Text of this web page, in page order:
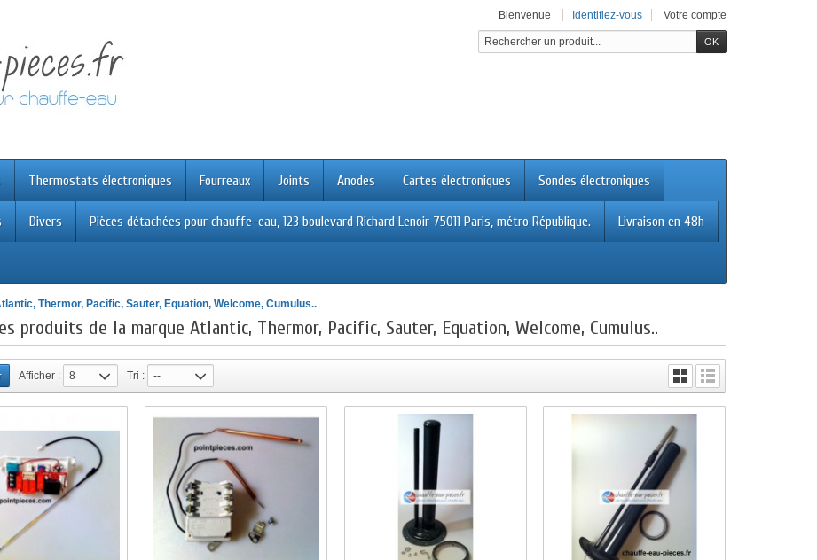
Bienvenue Identifiez-vous Votre compte
Thermostats électroniques Fourreaux Joints Anodes Cartes électroniques Sondes électroniques
Divers Pièces détachées pour chauffe-eau, 123 boulevard Richard Lenoir 75011 Paris, métro République. Livraison en 48h
Thermor, Pacific, Sauter, Equation, Welcome, Cumulus..
produits de la marque Atlantic, Thermor, Pacific, Sauter, Equation, Welcome, Cumulus..
Afficher : 8 Tri : --